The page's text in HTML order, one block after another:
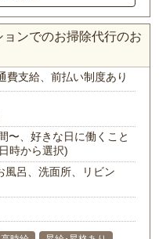
ンでのお掃除代行のお
費支給、前払い制度あり
〜、好きな日に働くこと
時から選択)
風呂、洗面所、リビン